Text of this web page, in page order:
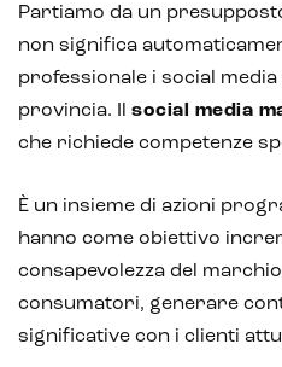
Partiamo da un
non significa
professionale i social
provincia. Il social media
che richiede competenze
È un insieme di azioni
hanno come obiettivo
consapevolezza del
consumatori, generare
significative con i clienti